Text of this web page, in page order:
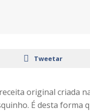
Tweetar
original criada
É desta forma